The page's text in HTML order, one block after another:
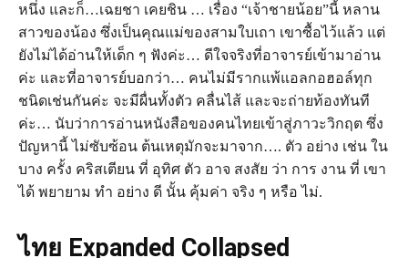
หนึ่ง และก็…เฉยชา เคยชิน … เรื่อง “เจ้าชายน้อย”นี้ หลาน
สาวของน้อง ซึ่งเป็นคุณแม่ของสามใบเถา เขาซื้อไว้แล้ว แต่
ยังไม่ได้อ่านให้เด็ก ๆ ฟังค่ะ… ดีใจจริงที่อาจารย์เข้ามาอ่าน
ค่ะ และที่อาจารย์บอกว่า… คนไม่มีรากแพ้แอลกอฮอล์ทุก
ชนิดเช่นกันค่ะ จะมีผื่นทั้งตัว คลื่นไส้ และจะถ่ายท้องทันที
ค่ะ… นับว่าการอ่านหนังสือของคนไทยเข้าสู่ภาวะวิกฤต ซึ่ง
ปัญหานี้ ไม่ซับซ้อน ต้นเหตุมักจะมาจาก…. ตัว อย่าง เช่น ใน
บาง ครั้ง คริสเตียน ที่ อุทิศ ตัว อาจ สงสัย ว่า การ งาน ที่ เขา
ได้ พยายาม ทํา อย่าง ดี นั้น คุ้มค่า จริง ๆ หรือ ไม่.
ไทย Expanded Collapsed